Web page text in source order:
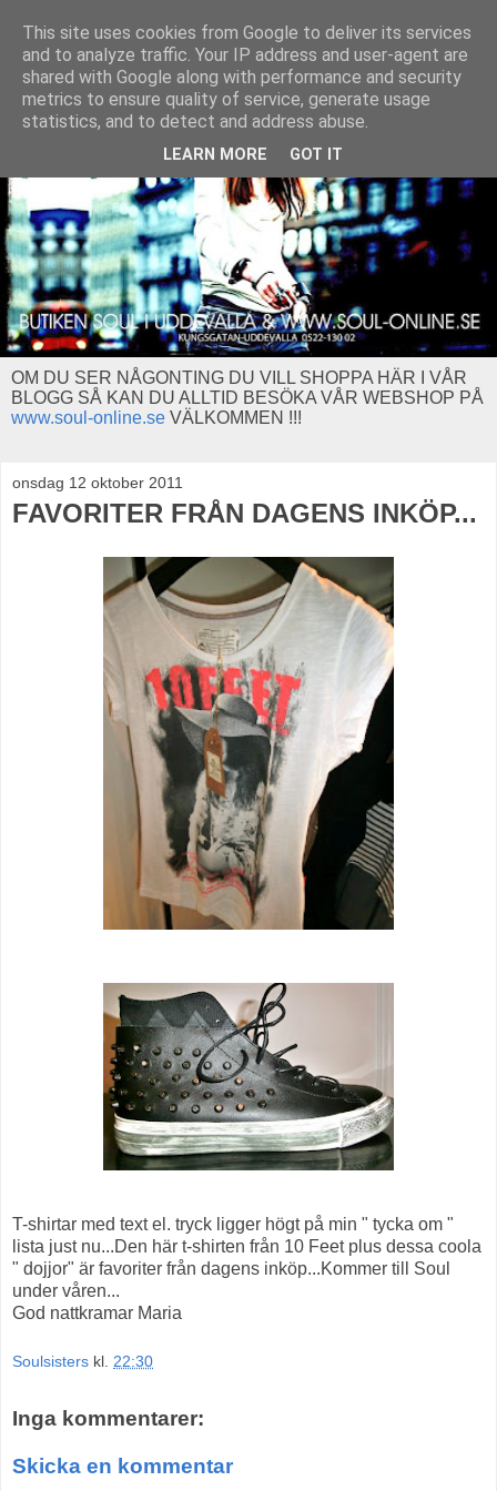
OM DU SER NÅGONTING DU VILL SHOPPA HÄR I VÅR
BLOGG SÅ KAN DU ALLTID BESÖKA VÅR WEBSHOP PÅ
www.soul-online.se VÄLKOMMEN !!!
onsdag 12 oktober 2011
FAVORITER FRÅN DAGENS INKÖP...
T-shirtar med text el. tryck ligger högt på min " tycka om "
lista just nu...Den här t-shirten från 10 Feet plus dessa coola
" dojjor" är favoriter från dagens inköp...Kommer till Soul
under våren...
God nattkramar Maria
Soulsisters kl. 22:30
Inga kommentarer:
Skicka en kommentar
This site uses cookies from Google to deliver its services
and to analyze traffic. Your IP address and user-agent are
shared with Google along with performance and security
metrics to ensure quality of service, generate usage
statistics, and to detect and address abuse.
LEARN MORE GOT IT